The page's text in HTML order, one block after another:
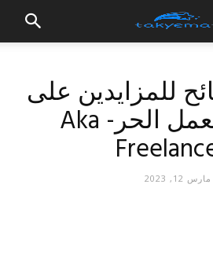
للمزايدين على
مواقع العمل الحر- Aka
مارس 12, 2023